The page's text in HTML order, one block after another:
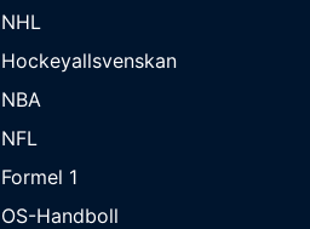
NHL
Hockeyallsvenskan
NBA
NFL
Formel 1
OS-Handboll